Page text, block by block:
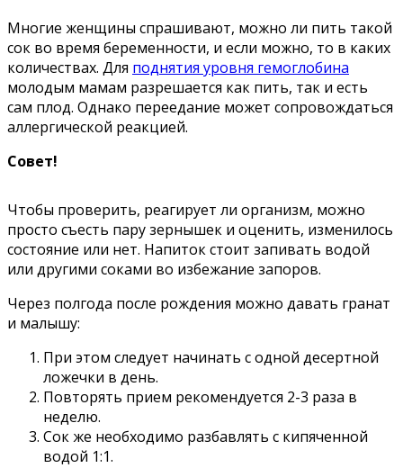
Многие женщины спрашивают, можно ли пить такой
сок во время беременности, и если можно, то в каких
количествах. Для поднятия уровня гемоглобина
молодым мамам разрешается как пить, так и есть
сам плод. Однако переедание может сопровождаться
аллергической реакцией.
Совет!
Чтобы проверить, реагирует ли организм, можно
просто съесть пару зернышек и оценить, изменилось
состояние или нет. Напиток стоит запивать водой
или другими соками во избежание запоров.
Через полгода после рождения можно давать гранат
и малышу:
При этом следует начинать с одной десертной
ложечки в день.
Повторять прием рекомендуется 2-3 раза в
неделю.
Сок же необходимо разбавлять с кипяченной
водой 1:1.